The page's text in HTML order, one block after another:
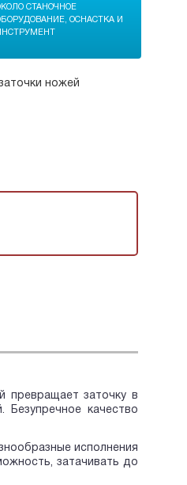
СТАНОЧНОЕ
ОСНАСТКА И
ножей
превращает заточку в
качество
исполнения
затачивать до